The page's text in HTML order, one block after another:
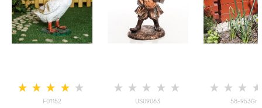
F01152 US09063 58-953Gr